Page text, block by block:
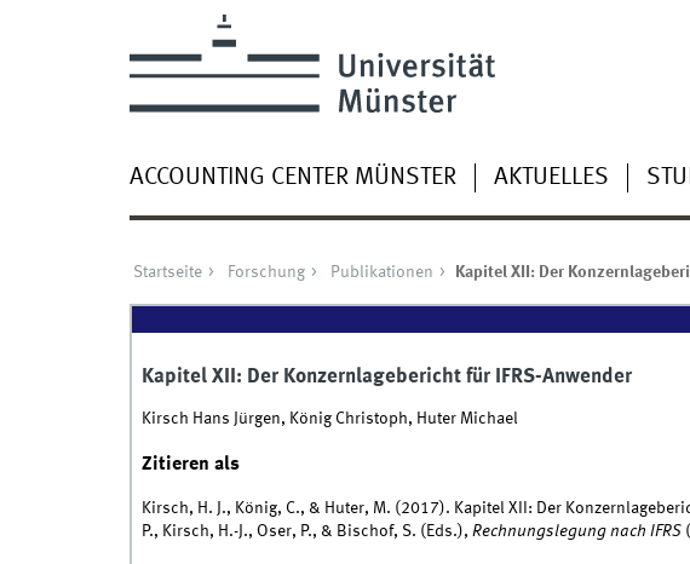
ACCOUNTING CENTER MÜNSTER AKTUELLES
Startseite Forschung Publikationen Kapitel XII: Der
Kapitel XII: Der Konzernlagebericht für IFRS-Anwender
Kirsch Hans Jürgen, König Christoph, Huter Michael
Zitieren als
Kirsch, H. J., König, C., & Huter, M. (2017). Kapitel XII: Der
P., Kirsch, H.-J., Oser, P., & Bischof, S. (Eds.), Rechnungslegung nach IFRS